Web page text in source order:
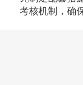
考核机制，确